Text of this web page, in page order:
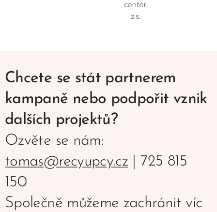
center,
z.s.
Chcete se stát partnerem
kampaně nebo podpořit vznik
dalších projektů?
Ozvěte se nám:
tomas@recyupcy.cz | 725 815
150
Společně můžeme zachránit víc